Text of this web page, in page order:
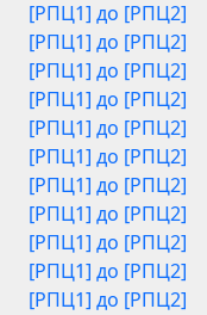
[РПЦ1] до [РПЦ2]
[РПЦ1] до [РПЦ2]
[РПЦ1] до [РПЦ2]
[РПЦ1] до [РПЦ2]
[РПЦ1] до [РПЦ2]
[РПЦ1] до [РПЦ2]
[РПЦ1] до [РПЦ2]
[РПЦ1] до [РПЦ2]
[РПЦ1] до [РПЦ2]
[РПЦ1] до [РПЦ2]
[РПЦ1] до [РПЦ2]